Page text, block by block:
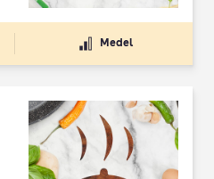
Medel